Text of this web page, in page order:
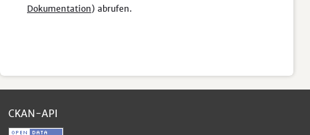
Dokumentation) abrufen.
CKAN-API